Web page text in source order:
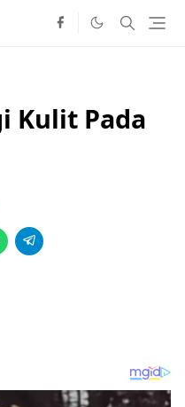
Kulit Pada